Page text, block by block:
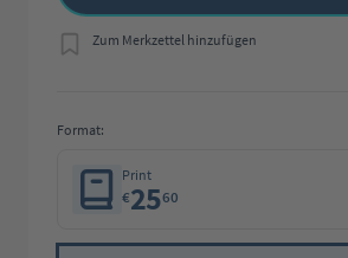
Zum Merkzettel hinzufügen
Format:
Print
€2560